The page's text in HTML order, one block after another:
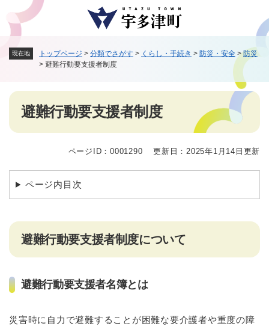
メニューを飛ばして本文へ
現在地 トップページ > 分類でさがす > くらし・手続き > 防災・安全 >防災
> 避難行動要支援者制度
本
避難行動要支援者制度
ページID：0001290 更新日：2025年1月14日更新
ページ内目次
避難行動要支援者制度について
避難行動要支援者名簿とは
災害時に自力で避難することが困難な要介護者や重度の障